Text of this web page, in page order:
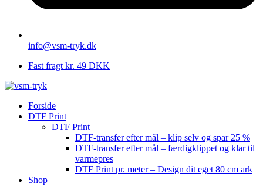
info@vsm-tryk.dk
Fast fragt kr. 49 DKK
Forside
DTF Print
DTF Print
DTF-transfer efter mål – klip selv og spar 25 %
DTF-transfer efter mål – færdigklippet og klar til
varmepres
DTF Print pr. meter – Design dit eget 80 cm ark
Shop